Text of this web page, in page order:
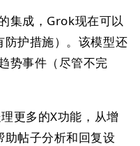
集成，Grok现在可以
防护措施）。该模型还
势事件（尽管不完
更多的X功能，从增
帖子分析和回复设